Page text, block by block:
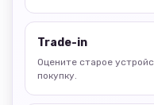
Trade-in
Оцените старое
покупку.